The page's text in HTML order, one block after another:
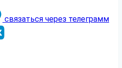
связаться через телеграмм